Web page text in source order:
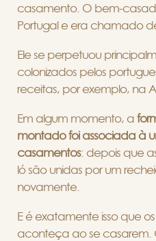
casamento. O bem-
Portugal e era chamado
Ele se perpetuou
colonizados pelos
receitas, por exemplo, na
Em algum momento, a
montado foi associada à
casamentos: depois que
ló são unidas por um
novamente.
E é exatamente isso que
aconteça ao se casarem.